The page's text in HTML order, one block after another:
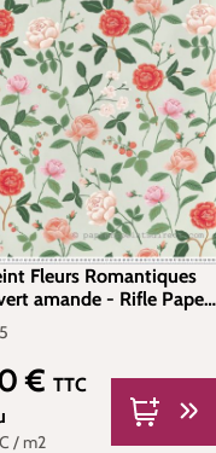
Fleurs Romantiques
amande - Rifle Paper
(Initiales) | Réf. INI-
/ m2
:€TTC